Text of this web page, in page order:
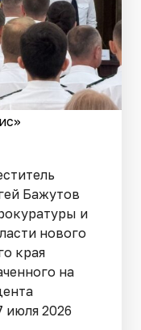
Бажутов
и
нового
края
на
июля 2026